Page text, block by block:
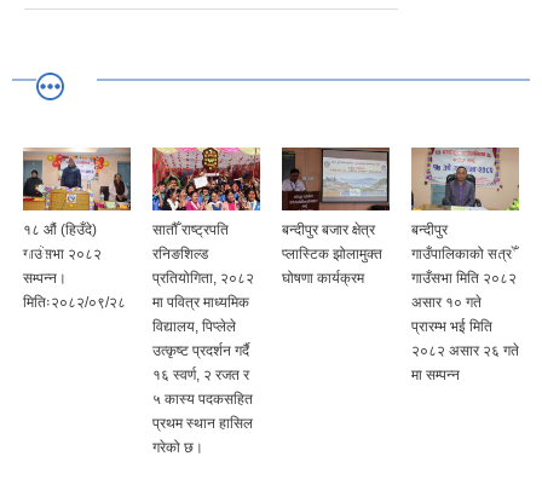
१८ औं (हिउँदे)
गाउँसभा २०८२
सम्पन्न।
मितिः२०८२/०९/२८
सातौँ राष्ट्रपति
रनिङशिल्ड
प्रतियोगिता, २०८२
मा पवित्र माध्यमिक
विद्यालय, पिप्लेले
उत्कृष्ट प्रदर्शन गर्दै
१६ स्वर्ण, २ रजत र
५ कास्य पदकसहित
प्रथम स्थान हासिल
गरेको छ।
बन्दीपुर बजार क्षेत्र
प्लास्टिक झोलामुक्त
घोषणा कार्यक्रम
बन्दीपुर
गाउँपालिकाको सत्रौँ
गाउँसभा मिति २०८२
असार १० गते
प्रारम्भ भई मिति
२०८२ असार २६ गते
मा सम्पन्न